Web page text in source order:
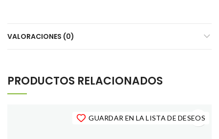
VALORACIONES (0)
PRODUCTOS RELACIONADOS
GUARDAR EN LA LISTA DE DESEOS